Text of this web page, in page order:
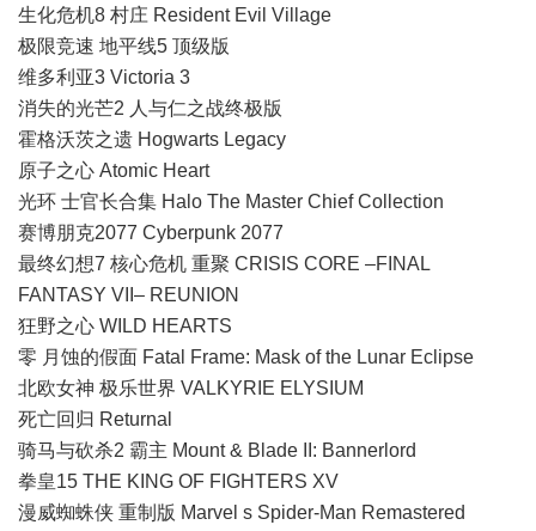
生化危机8 村庄 Resident Evil Village
极限竞速 地平线5 顶级版
维多利亚3 Victoria 3
消失的光芒2 人与仁之战终极版
霍格沃茨之遗 Hogwarts Legacy
原子之心 Atomic Heart
光环 士官长合集 Halo The Master Chief Collection
赛博朋克2077 Cyberpunk 2077
最终幻想7 核心危机 重聚 CRISIS CORE –FINAL
FANTASY VII– REUNION
狂野之心 WILD HEARTS
零 月蚀的假面 Fatal Frame: Mask of the Lunar Eclipse
北欧女神 极乐世界 VALKYRIE ELYSIUM
死亡回归 Returnal
骑马与砍杀2 霸主 Mount & Blade II: Bannerlord
拳皇15 THE KING OF FIGHTERS XV
漫威蜘蛛侠 重制版 Marvel s Spider-Man Remastered